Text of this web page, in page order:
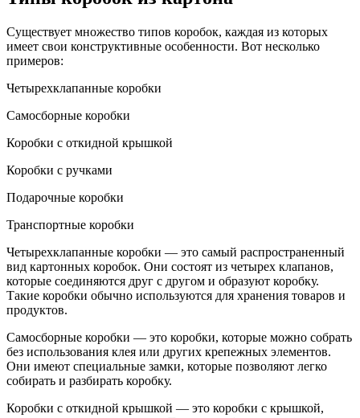
Существует множество типов коробок, каждая из которых
имеет свои конструктивные особенности. Вот несколько
примеров:
Четырехклапанные коробки
Самосборные коробки
Коробки с откидной крышкой
Коробки с ручками
Подарочные коробки
Транспортные коробки
Четырехклапанные коробки — это самый распространенный
вид картонных коробок. Они состоят из четырех клапанов,
которые соединяются друг с другом и образуют коробку.
Такие коробки обычно используются для хранения товаров и
продуктов.
Самосборные коробки — это коробки, которые можно собрать
без использования клея или других крепежных элементов.
Они имеют специальные замки, которые позволяют легко
собирать и разбирать коробку.
Коробки с откидной крышкой — это коробки с крышкой,